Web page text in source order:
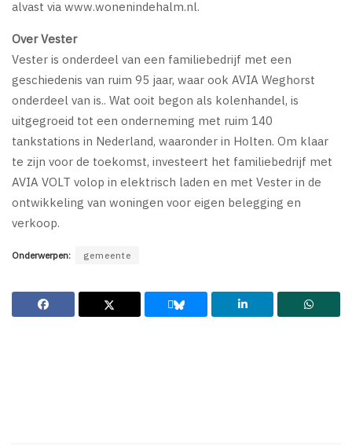
alvast via www.wonenindehalm.nl.
Over Vester
Vester is onderdeel van een familiebedrijf met een
geschiedenis van ruim 95 jaar, waar ook AVIA Weghorst
onderdeel van is.. Wat ooit begon als kolenhandel, is
uitgegroeid tot een onderneming met ruim 140
tankstations in Nederland, waaronder in Holten. Om klaar
te zijn voor de toekomst, investeert het familiebedrijf met
AVIA VOLT volop in elektrisch laden en met Vester in de
ontwikkeling van woningen voor eigen belegging en
verkoop.
Onderwerpen: gemeente